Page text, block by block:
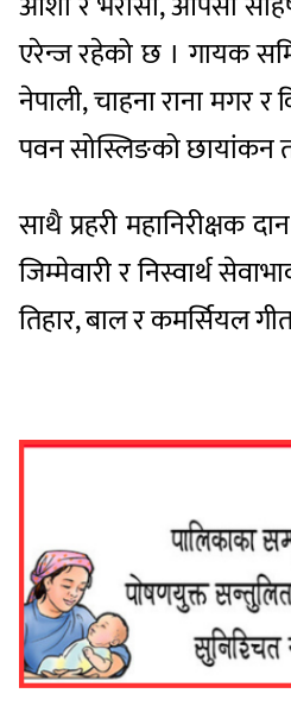
एरेन्ज रहेको छ । गायक
नेपाली, चाहना राना मगर
पवन सोस्लिङको छायांकन
साथै प्रहरी महानिरीक्षक
जिम्मेवारी र निस्वार्थ
तिहार, बाल र कमर्सियल